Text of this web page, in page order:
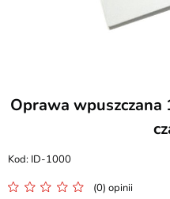
Oprawa wpuszczana
ID-1000
(0) opinii